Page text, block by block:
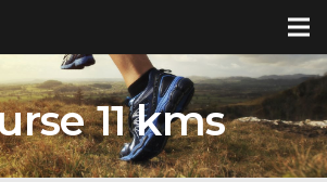
11 kms